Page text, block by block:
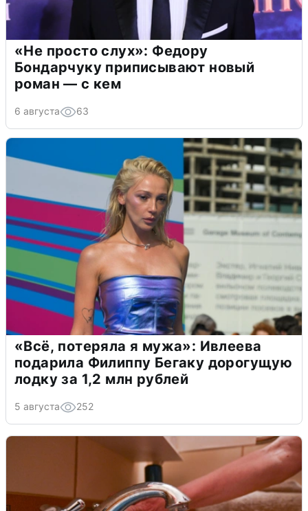
«Не просто слух»: Федору
Бондарчуку приписывают новый
роман — с кем
6 августа 63
«Всё, потеряла я мужа»: Ивлеева
подарила Филиппу Бегаку дорогущую
лодку за 1,2 млн рублей
5 августа 252